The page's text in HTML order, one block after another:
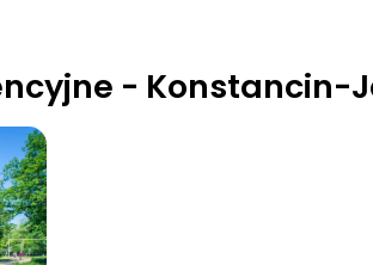
- Konstancin-